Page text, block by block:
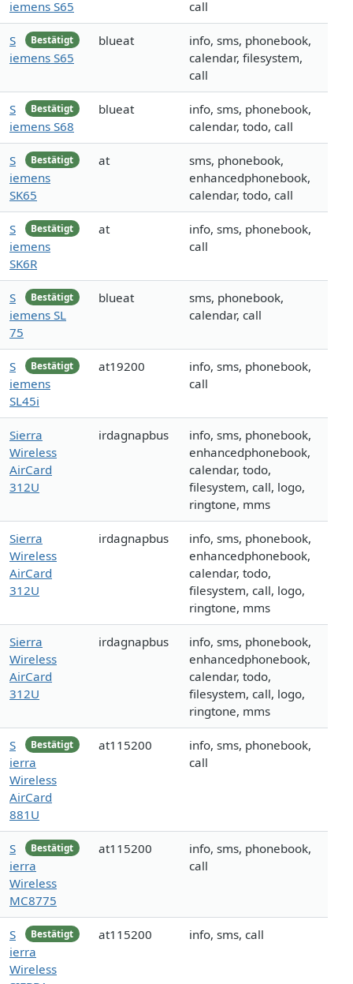
iemens S65 call
Bestätigt
S
iemens S65
blueat
info, sms, phonebook,
calendar, filesystem,
call
Bestätigt
S
iemens S68
blueat
info, sms, phonebook,
calendar, todo, call
Bestätigt
S
iemens
SK65
at
sms, phonebook,
enhancedphonebook,
calendar, todo, call
Bestätigt
S
iemens
SK6R
at
info, sms, phonebook,
call
Bestätigt
S
iemens SL
75
blueat
sms, phonebook,
calendar, call
Bestätigt
S
iemens
SL45i
at19200
info, sms, phonebook,
call
Sierra
Wireless
AirCard
312U
irdagnapbus
info, sms, phonebook,
enhancedphonebook,
calendar, todo,
filesystem, call, logo,
ringtone, mms
Sierra
Wireless
AirCard
312U
irdagnapbus
info, sms, phonebook,
enhancedphonebook,
calendar, todo,
filesystem, call, logo,
ringtone, mms
Sierra
Wireless
AirCard
312U
irdagnapbus
info, sms, phonebook,
enhancedphonebook,
calendar, todo,
filesystem, call, logo,
ringtone, mms
Bestätigt
S
ierra
Wireless
AirCard
881U
at115200
info, sms, phonebook,
call
Bestätigt
S
ierra
Wireless
MC8775
at115200
info, sms, phonebook,
call
Bestätigt
S
ierra
Wireless
at115200 info, sms, call